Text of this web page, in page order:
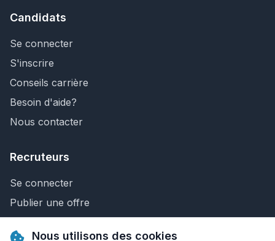
Candidats
Se connecter
S'inscrire
Conseils carrière
Besoin d'aide?
Nous contacter
Recruteurs
Se connecter
Publier une offre
Nous utilisons des cookies